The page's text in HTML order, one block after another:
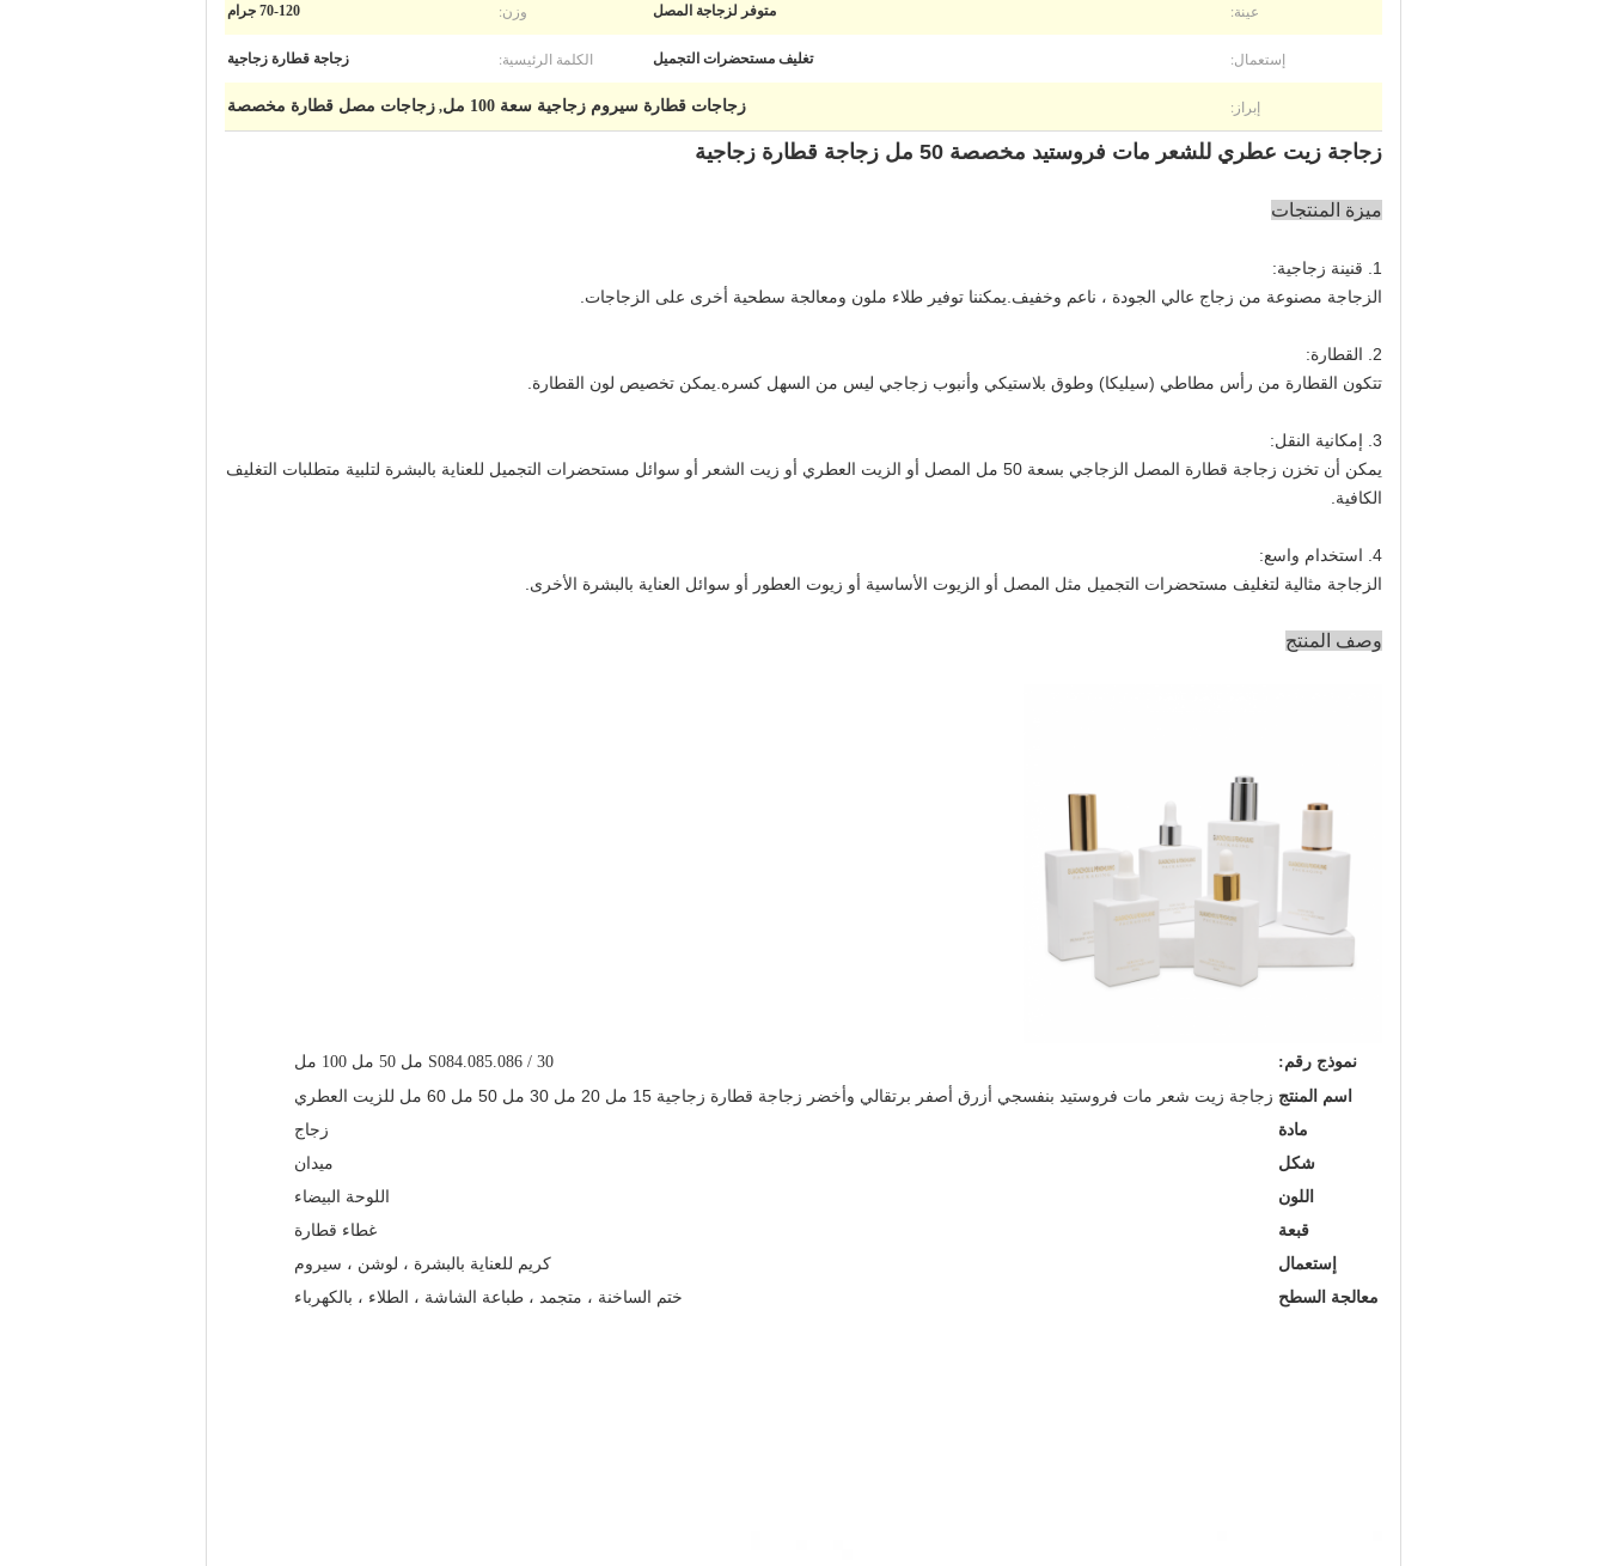
عينة: متوفر لزجاجة المصل وزن: 70-120 جرام
إستعمال: تغليف مستحضرات التجميل الكلمة الرئيسية: زجاجة قطارة زجاجية
إبراز: زجاجات قطارة سيروم زجاجية سعة 100 مل , زجاجات مصل قطارة مخصصة
زجاجة زيت عطري للشعر مات فروستيد مخصصة 50 مل زجاجة قطارة زجاجية
ميزة المنتجات
1. قنينة زجاجية:
الزجاجة مصنوعة من زجاج عالي الجودة ، ناعم وخفيف.يمكننا توفير طلاء ملون ومعالجة سطحية أخرى على الزجاجات.
2. القطارة:
تتكون القطارة من رأس مطاطي (سيليكا) وطوق بلاستيكي وأنبوب زجاجي ليس من السهل كسره.يمكن تخصيص لون القطارة.
3. إمكانية النقل:
يمكن أن تخزن زجاجة قطارة المصل الزجاجي بسعة 50 مل المصل أو الزيت العطري أو زيت الشعر أو سوائل مستحضرات التجميل للعناية بالبشرة لتلبية متطلبات التغليف
الكافية.
4. استخدام واسع:
الزجاجة مثالية لتغليف مستحضرات التجميل مثل المصل أو الزيوت الأساسية أو زيوت العطور أو سوائل العناية بالبشرة الأخرى.
وصف المنتج
نموذج رقم: S084.085.086 / 30 مل 50 مل 100 مل
اسم المنتج زجاجة زيت شعر مات فروستيد بنفسجي أزرق أصفر برتقالي وأخضر زجاجة قطارة زجاجية 15 مل 20 مل 30 مل 50 مل 60 مل للزيت العطري
مادة
زجاج
شكل
ميدان
اللون
اللوحة البيضاء
قبعة
غطاء قطارة
إستعمال
كريم للعناية بالبشرة ، لوشن ، سيروم
معالجة السطح
ختم الساخنة ، متجمد ، طباعة الشاشة ، الطلاء ، بالكهرباء